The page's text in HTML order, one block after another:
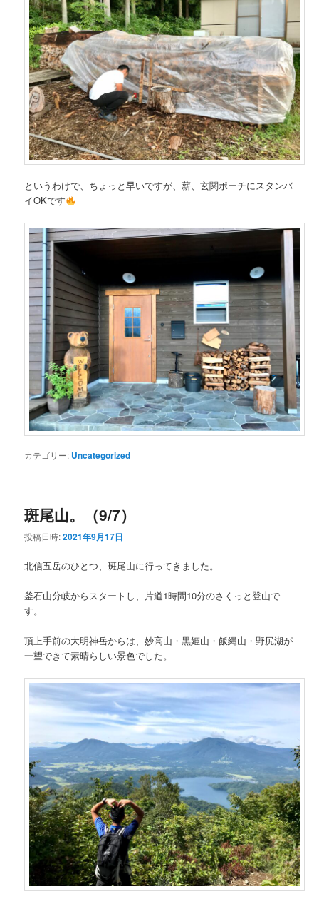
というわけで、ちょっと早いですが、薪、玄関ポーチにスタンバ
イOKです
カテゴリー: Uncategorized
斑尾山。（9/7）
投稿日時:2021年9月17日
北信五岳のひとつ、斑尾山に行ってきました。
釜石山分岐からスタートし、片道1時間10分のさくっと登山で
す。
頂上手前の大明神岳からは、妙高山・黒姫山・飯縄山・野尻湖が
一望できて素晴らしい景色でした。